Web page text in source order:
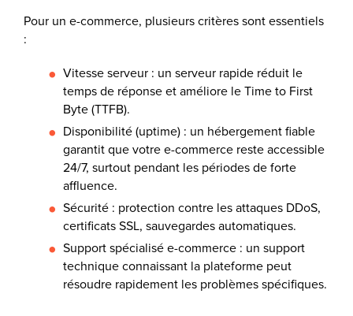
Pour un e-commerce, plusieurs critères sont essentiels
:
Vitesse serveur : un serveur rapide réduit le
temps de réponse et améliore le Time to First
Byte (TTFB).
Disponibilité (uptime) : un hébergement fiable
garantit que votre e-commerce reste accessible
24/7, surtout pendant les périodes de forte
affluence.
Sécurité : protection contre les attaques DDoS,
certificats SSL, sauvegardes automatiques.
Support spécialisé e-commerce : un support
technique connaissant la plateforme peut
résoudre rapidement les problèmes spécifiques.